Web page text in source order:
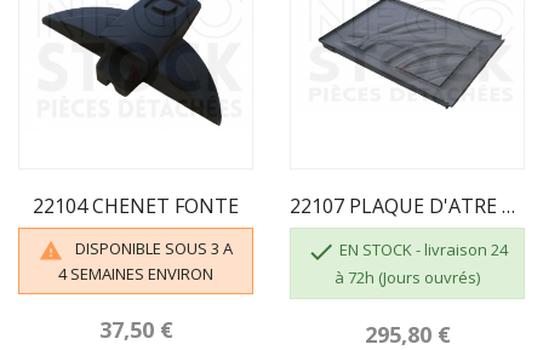
22104 CHENET FONTE

DISPONIBLE SOUS 3 A
4 SEMAINES ENVIRON
37,50 €
22107 PLAQUE D'ATRE ONDE
 EN STOCK - livraison 24
à 72h (Jours ouvrés)
295,80 €